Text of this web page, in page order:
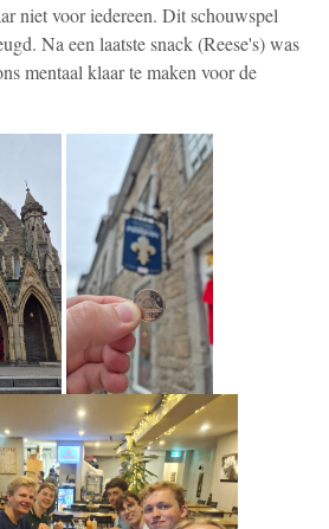
niet voor iedereen. Dit schouwspel
Na een laatste snack (Reese's) was
mentaal klaar te maken voor de